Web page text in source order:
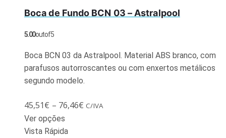
Boca de Fundo BCN 03 – Astralpool
5.00out of 5
Boca BCN 03 da Astralpool. Material ABS branco, com
parafusos autorroscantes ou com enxertos metálicos
segundo modelo.
45,51€ – 76,46€ C/IVA
Ver opções
Vista Rápida